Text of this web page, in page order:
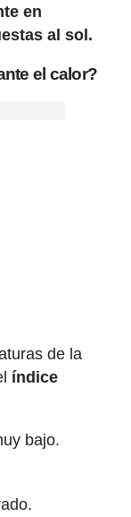
en
al sol.
el calor?
de la
índice
bajo.